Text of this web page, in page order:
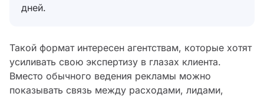
дней.
Такой формат интересен агентствам, которые хотят
усиливать свою экспертизу в глазах клиента.
Вместо обычного ведения рекламы можно
показывать связь между расходами, лидами,